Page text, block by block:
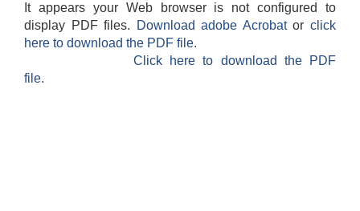
It appears your Web browser is not configured to
display PDF files.
Download adobe Acrobatorclick
here to download the PDF file.
Click here to download the PDF
file.